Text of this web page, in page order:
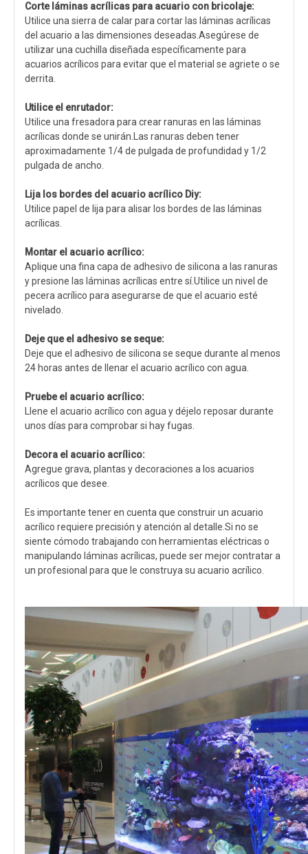
Corte láminas acrílicas para acuario con bricolaje:
Utilice una sierra de calar para cortar las láminas acrílicas
del acuario a las dimensiones deseadas.Asegúrese de
utilizar una cuchilla diseñada específicamente para
acuarios acrílicos para evitar que el material se agriete o se
derrita.
Utilice el enrutador:
Utilice una fresadora para crear ranuras en las láminas
acrílicas donde se unirán.Las ranuras deben tener
aproximadamente 1/4 de pulgada de profundidad y 1/2
pulgada de ancho.
Lija los bordes del acuario acrílico Diy:
Utilice papel de lija para alisar los bordes de las láminas
acrílicas.
Montar el acuario acrílico:
Aplique una fina capa de adhesivo de silicona a las ranuras
y presione las láminas acrílicas entre sí.Utilice un nivel de
pecera acrílico para asegurarse de que el acuario esté
nivelado.
Deje que el adhesivo se seque:
Deje que el adhesivo de silicona se seque durante al menos
24 horas antes de llenar el acuario acrílico con agua.
Pruebe el acuario acrílico:
Llene el acuario acrílico con agua y déjelo reposar durante
unos días para comprobar si hay fugas.
Decora el acuario acrílico:
Agregue grava, plantas y decoraciones a los acuarios
acrílicos que desee.
Es importante tener en cuenta que construir un acuario
acrílico requiere precisión y atención al detalle.Si no se
siente cómodo trabajando con herramientas eléctricas o
manipulando láminas acrílicas, puede ser mejor contratar a
un profesional para que le construya su acuario acrílico.